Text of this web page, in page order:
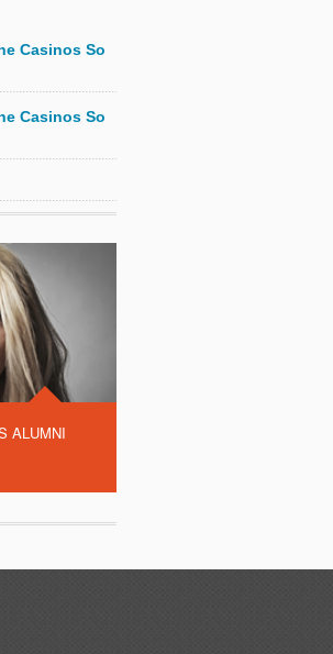
Casinos So
Casinos So
ALUMNI